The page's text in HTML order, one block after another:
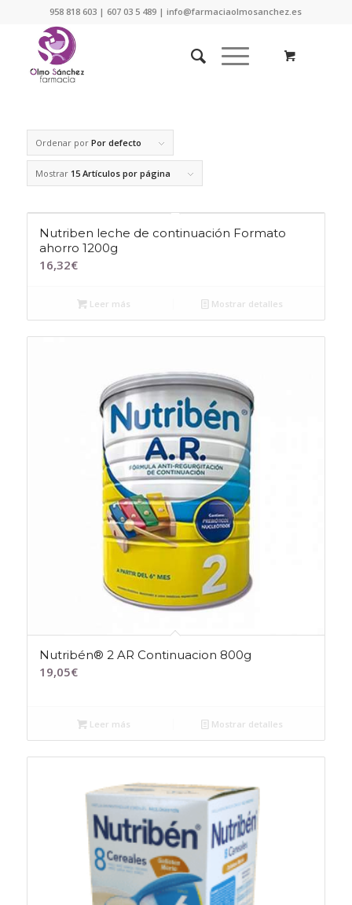
958 818 603 | 607 03 5 489 | info@farmaciaolmosanchez.es
Ordenar por Por defecto
Mostrar 15 Artículos por página
Nutriben leche de continuación Formato
ahorro 1200g
16,32€
Leer más Mostrar detalles
Nutribén® 2 AR Continuacion 800g
19,05€
Leer más Mostrar detalles